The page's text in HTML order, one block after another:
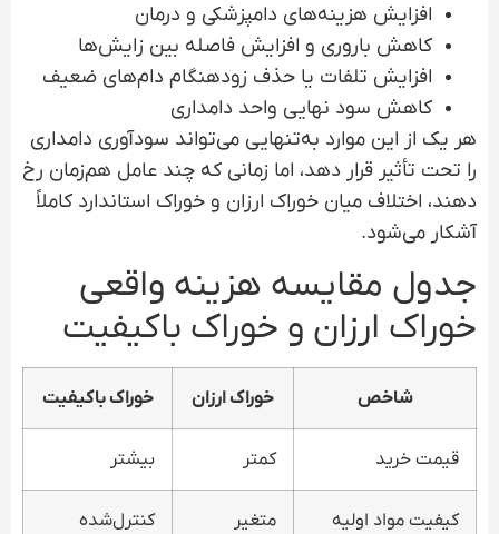
افزایش هزینه‌های دامپزشکی و درمان
کاهش باروری و افزایش فاصله بین زایش‌ها
افزایش تلفات یا حذف زودهنگام دام‌های ضعیف
کاهش سود نهایی واحد دامداری
هر یک از این موارد به‌تنهایی می‌تواند سودآوری دامداری
را تحت تأثیر قرار دهد، اما زمانی که چند عامل هم‌زمان رخ
دهند، اختلاف میان خوراک ارزان و خوراک استاندارد کاملاً
آشکار می‌شود.
جدول مقایسه هزینه واقعی
خوراک ارزان و خوراک باکیفیت
شاخص خوراک ارزان خوراک باکیفیت
قیمت خرید کمتر بیشتر
کیفیت مواد اولیه متغیر کنترل‌شده